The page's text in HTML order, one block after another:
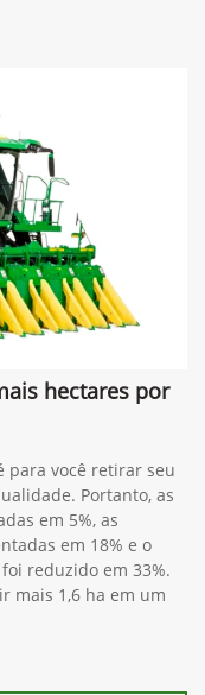
hectares por
para você retirar seu
Portanto, as
em 5%, as
em 18% e o
reduzido em 33%.
mais 1,6 ha em um